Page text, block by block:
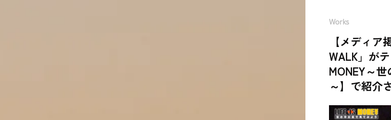
Works
【メディア
WALK」が
MONEY～
～】で紹介